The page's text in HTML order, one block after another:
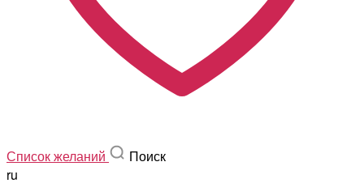
Список желаний
Поиск
ru